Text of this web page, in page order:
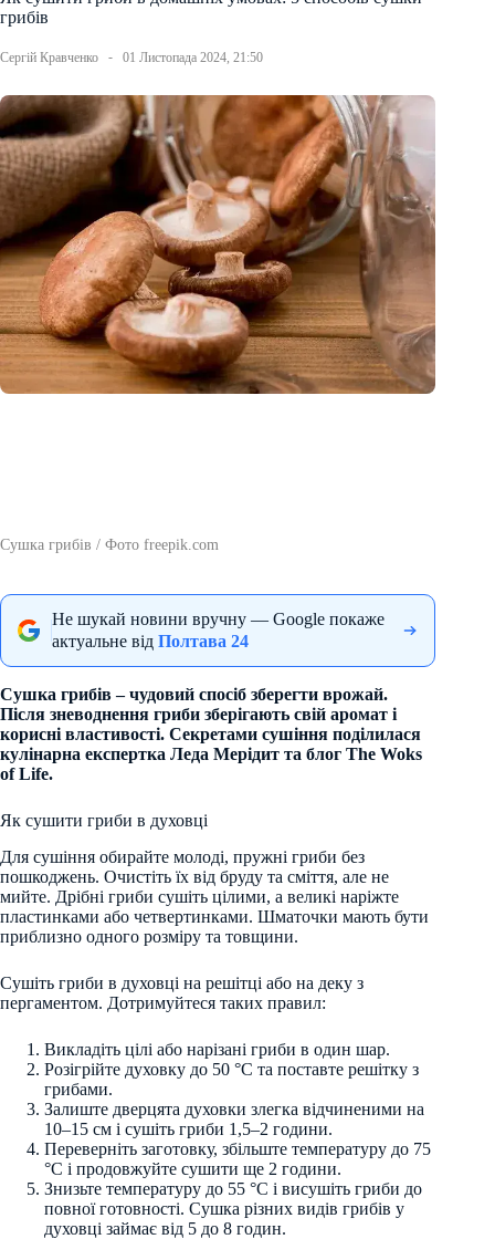
грибів
Сергій Кравченко 01 Листопада 2024, 21:50
Сушка грибів / Фото freepik.com
Не шукай новини вручну — Google покаже
актуальне від Полтава 24
Сушка грибів – чудовий спосіб зберегти врожай.
Після зневоднення гриби зберігають свій аромат і
корисні властивості. Секретами сушіння поділилася
кулінарна експертка Леда Мерідит та блог The Woks
of Life.
Як сушити гриби в духовці
Для сушіння обирайте молоді, пружні гриби без
пошкоджень. Очистіть їх від бруду та сміття, але не
мийте. Дрібні гриби сушіть цілими, а великі наріжте
пластинками або четвертинками. Шматочки мають бути
приблизно одного розміру та товщини.
Сушіть гриби в духовці на решітці або на деку з
пергаментом. Дотримуйтеся таких правил:
Викладіть цілі або нарізані гриби в один шар.
Розігрійте духовку до 50 °C та поставте решітку з
грибами.
Залиште дверцята духовки злегка відчиненими на
10–15 см і сушіть гриби 1,5–2 години.
Переверніть заготовку, збільште температуру до 75
°C і продовжуйте сушити ще 2 години.
Знизьте температуру до 55 °C і висушіть гриби до
повної готовності. Сушка різних видів грибів у
духовці займає від 5 до 8 годин.